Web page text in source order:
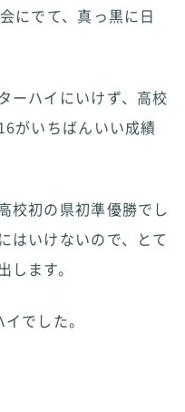
にでて、真っ黒に日
ーハイにいけず、高校
がいちばんいい成績
校初の県初準優勝でし
はいけないので、とて
ます。
でした。